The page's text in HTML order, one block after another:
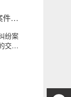
件
纷案
交强